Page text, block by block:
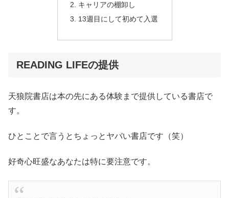
キャリアの棚卸し
13週目にして初めて入選
READING LIFEの提供
天狼院書店は本の先にある体験まで提供している書店で
す。
ひとことで言うとちょっとヤバい書店です（笑）
好奇心旺盛なあなたは特に要注意です。